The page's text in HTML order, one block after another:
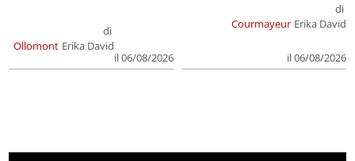
Ollomont
di
Erika David
il 06/08/2026
Courmayeur
di
Erika David
il 06/08/2026